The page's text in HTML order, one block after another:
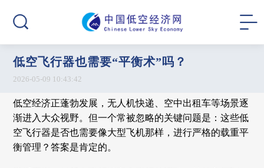
低空飞行器也需要“平衡术”吗？
2026-05-09 10:43:42
低空经济正蓬勃发展，无人机快递、空中出租车等场景逐
渐进入大众视野。但一个常被忽略的关键问题是：这些低
空飞行器是否也需要像大型飞机那样，进行严格的载重平
衡管理？答案是肯定的。